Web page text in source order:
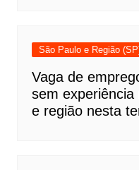
São Paulo e Região
Vaga de
sem
e região nesta